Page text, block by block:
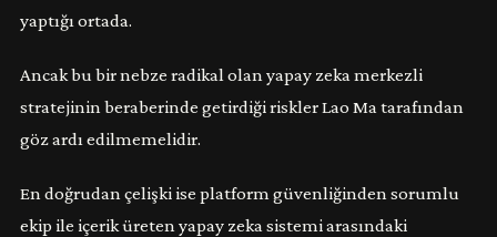
yaptığı ortada.
Ancak bu bir nebze radikal olan yapay zeka merkezli
stratejinin beraberinde getirdiği riskler Lao Ma tarafından
göz ardı edilmemelidir.
En doğrudan çelişki ise platform güvenliğinden sorumlu
ekip ile içerik üreten yapay zeka sistemi arasındaki